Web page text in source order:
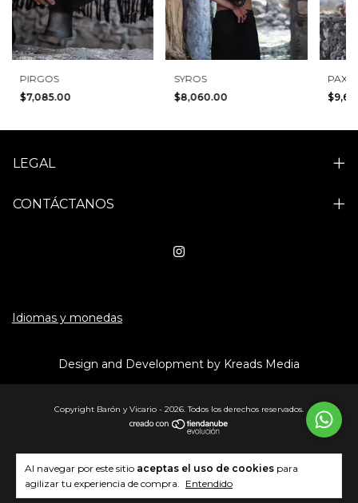
Al navegar por este sitio aceptas el uso de cookies para
agilizar tu experiencia de compra. Entendido
PIRGOS
$7,085.00
SYROS
$8,060.00
LEGAL
CONTÁCTANOS
Idiomas y monedas
Design and Development by Kreads Media
Copyright Barón y Vicario - 2026. Todos los derechos reservados.